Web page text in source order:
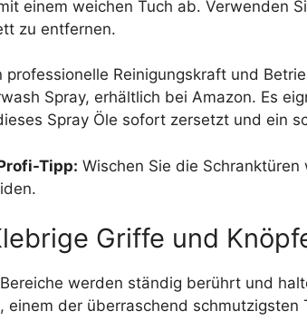
einem weichen Tuch ab. Verwenden
zu entfernen.
professionelle Reinigungskraft und
Spray, erhältlich bei Amazon. Es
Spray Öle sofort zersetzt und ein
Tipp: Wischen Sie die
Griffe und
werden ständig berührt und
einem der überraschend schmutzigsten